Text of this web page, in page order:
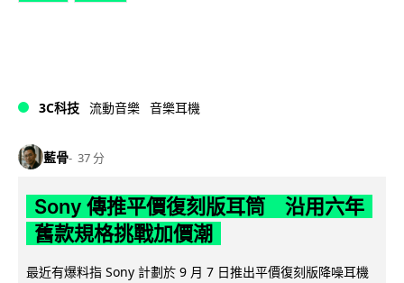
3C科技 流動音樂 音樂耳機
藍骨 37 分
Sony 傳推平價復刻版耳筒 沿用六年
舊款規格挑戰加價潮
最近有爆料指 Sony 計劃於 9 月 7 日推出平價復刻版降噪耳機